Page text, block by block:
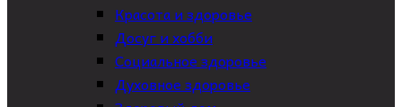
Красота и здоровье
Досуг и хобби
Социальное здоровье
Духовное здоровье